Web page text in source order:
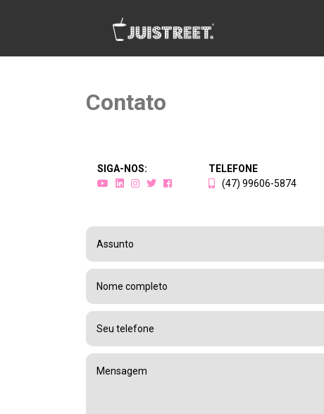
Contato
SIGA-NOS:
TELEFONE
(47) 99606-5874